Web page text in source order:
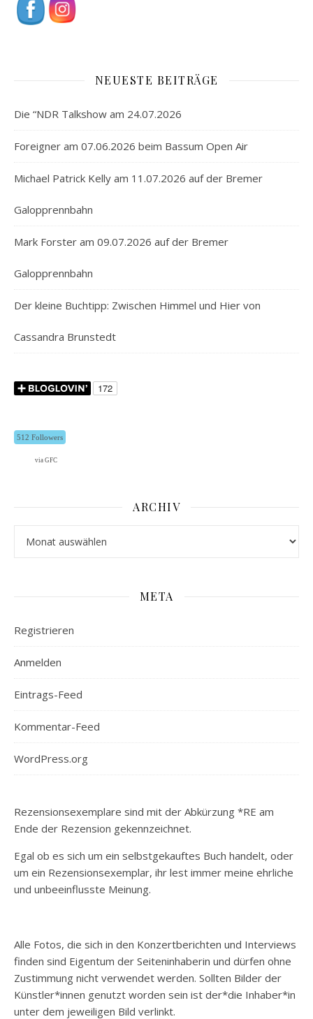
NEUESTE BEITRÄGE
Die “NDR Talkshow am 24.07.2026
Foreigner am 07.06.2026 beim Bassum Open Air
Michael Patrick Kelly am 11.07.2026 auf der Bremer
Galopprennbahn
Mark Forster am 09.07.2026 auf der Bremer
Galopprennbahn
Der kleine Buchtipp: Zwischen Himmel und Hier von
Cassandra Brunstedt
512 Followers
via GFC
ARCHIV
META
Registrieren
Anmelden
Eintrags-Feed
Kommentar-Feed
WordPress.org
Rezensionsexemplare sind mit der Abkürzung *RE am
Ende der Rezension gekennzeichnet.
Egal ob es sich um ein selbstgekauftes Buch handelt, oder
um ein Rezensionsexemplar, ihr lest immer meine ehrliche
und unbeeinflusste Meinung.
Alle Fotos, die sich in den Konzertberichten und Interviews
finden sind Eigentum der Seiteninhaberin und dürfen ohne
Zustimmung nicht verwendet werden. Sollten Bilder der
Künstler*innen genutzt worden sein ist der*die Inhaber*in
unter dem jeweiligen Bild verlinkt.